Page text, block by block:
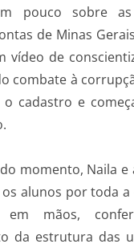
pouco sobre
de Minas
vídeo de
combate à
cadastro e
momento, Naila e
alunos por toda a
em mãos,
da estrutura das